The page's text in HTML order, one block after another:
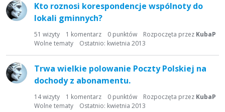
i
s
d
y
s
k
Kto roznosi korespondencje wspólnoty do
lokali gminnych?
51 wizyty 1 komentarz 0 punktów Rozpoczęta przez KubaP
Ostatnio: kwietnia 2013
Wolne tematy
Trwa wielkie polowanie Poczty Polskiej na
dochody z abonamentu.
14wizyty 1 komentarz 0 punktów Rozpoczęta przez KubaP
Ostatnio: kwietnia 2013
Wolne tematy